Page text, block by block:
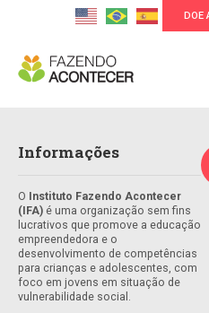
DOE
Informações
O Instituto Fazendo Acontecer
(IFA) é uma organização sem fins
lucrativos que promove a educação
empreendedora e o
desenvolvimento de competências
para crianças e adolescentes, com
foco em jovens em situação de
vulnerabilidade social.